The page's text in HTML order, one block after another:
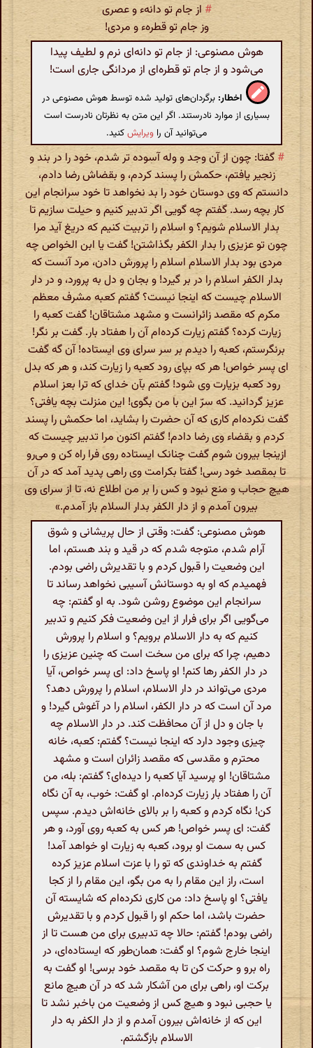
# از جام تو دانه‌ء و عصری
وز جام تو قطرهء و مردی!
هوش مصنوعی: از جام تو دانه‌ای نرم و لطیف پیدا
می‌شود و از جام تو قطره‌ای از مردانگی جاری است!
اخطار: برگردان‌های تولید شده توسط هوش مصنوعی در
بسیاری از موارد نادرستند. اگر این متن به نظرتان نادرست است
می‌توانید آن را ویرایشکنید.
# گفتا: چون از آن وجد و وله آسوده تر شدم، خود را در بند و
زنجیر یافتم، حکمش را پسند کردم، و بقضاش رضا دادم،
دانستم که وی دوستان خود را بد نخواهد تا خود سرانجام این
کار بچه رسد. گفتم چه گویی اگر تدبیر کنیم و حیلت سازیم تا
بدار الاسلام شویم؟ و اسلام را تربیت کنیم که دریغ آید مرا
چون تو عزیزی را بدار الکفر بگذاشتن! گفت یا ابن الخواص چه
مردی بود بدار الاسلام اسلام را پرورش دادن، مرد آنست که
بدار الکفر اسلام را در بر گیرد! و بجان و دل به پرورد، و در دار
الاسلام چیست که اینجا نیست؟ گفتم کعبه مشرف معظم
مکرم که مقصد زائرانست و مشهد مشتاقان! گفت کعبه را
زیارت کرده؟ گفتم زیارت کرده‌ام آن را هفتاد بار. گفت بر نگر!
برنگرستم، کعبه را دیدم بر سر سرای وی ایستاده! آن گه گفت
ای پسر خواص! هر که بپای رود کعبه را زیارت کند، و هر که بدل
رود کعبه بزیارت وی شود! گفتم بآن خدای که ترا بعز اسلام
عزیز گردانید. که سرّ این با من بگوی! این منزلت بچه یافتی؟
گفت نکرده‌ام کاری که آن حضرت را بشاید، اما حکمش را پسند
کردم و بقضاء وی رضا دادم! گفتم اکنون مرا تدبیر چیست که
ازینجا بیرون شوم گفت چنانک ایستاده روی فرا راه کن و می‌رو
تا بمقصد خود رسی! گفتا بکرامت وی راهی پدید آمد که در آن
هیچ حجاب و منع نبود و کس را بر من اطلاع نه، تا از سرای وی
بیرون آمدم و از دار الکفر بدار السلام باز آمدم.»
هوش مصنوعی: گفت: وقتی از حال پریشانی و شوق
آرام شدم، متوجه شدم که در قید و بند هستم، اما
این وضعیت را قبول کردم و با تقدیرش راضی بودم.
فهمیدم که او به دوستانش آسیبی نخواهد رساند تا
سرانجام این موضوع روشن شود. به او گفتم: چه
می‌گویی اگر برای فرار از این وضعیت فکر کنیم و تدبیر
کنیم که به دار الاسلام برویم؟ و اسلام را پرورش
دهیم، چرا که برای من سخت است که چنین عزیزی را
در دار الکفر رها کنم! او پاسخ داد: ای پسر خواص، آیا
مردی می‌تواند در دار الاسلام، اسلام را پرورش دهد؟
مرد آن است که در دار الکفر، اسلام را در آغوش گیرد! و
با جان و دل از آن محافظت کند. در دار الاسلام چه
چیزی وجود دارد که اینجا نیست؟ گفتم: کعبه، خانه
محترم و مقدسی که مقصد زائران است و مشهد
مشتاقان! او پرسید آیا کعبه را دیده‌ای؟ گفتم: بله، من
آن را هفتاد بار زیارت کرده‌ام. او گفت: خوب، به آن نگاه
کن! نگاه کردم و کعبه را بر بالای خانه‌اش دیدم. سپس
گفت: ای پسر خواص! هر کس به کعبه روی آورد، و هر
کس به سمت او برود، کعبه به زیارت او خواهد آمد!
گفتم به خداوندی که تو را با عزت اسلام عزیز کرده
است، راز این مقام را به من بگو، این مقام را از کجا
یافتی؟ او پاسخ داد: من کاری نکرده‌ام که شایسته آن
حضرت باشد، اما حکم او را قبول کردم و با تقدیرش
راضی بودم! گفتم: حالا چه تدبیری برای من هست تا از
اینجا خارج شوم؟ او گفت: همان‌طور که ایستاده‌ای، در
راه برو و حرکت کن تا به مقصد خود برسی! او گفت به
برکت او، راهی برای من آشکار شد که در آن هیچ مانع
یا حجبی نبود و هیچ کس از وضعیت من باخبر نشد تا
این که از خانه‌اش بیرون آمدم و از دار الکفر به دار
الاسلام بازگشتم.